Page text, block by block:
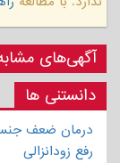
آگهی‌های
دانستنی ها
درمان ضعف
رفع زودانزالی